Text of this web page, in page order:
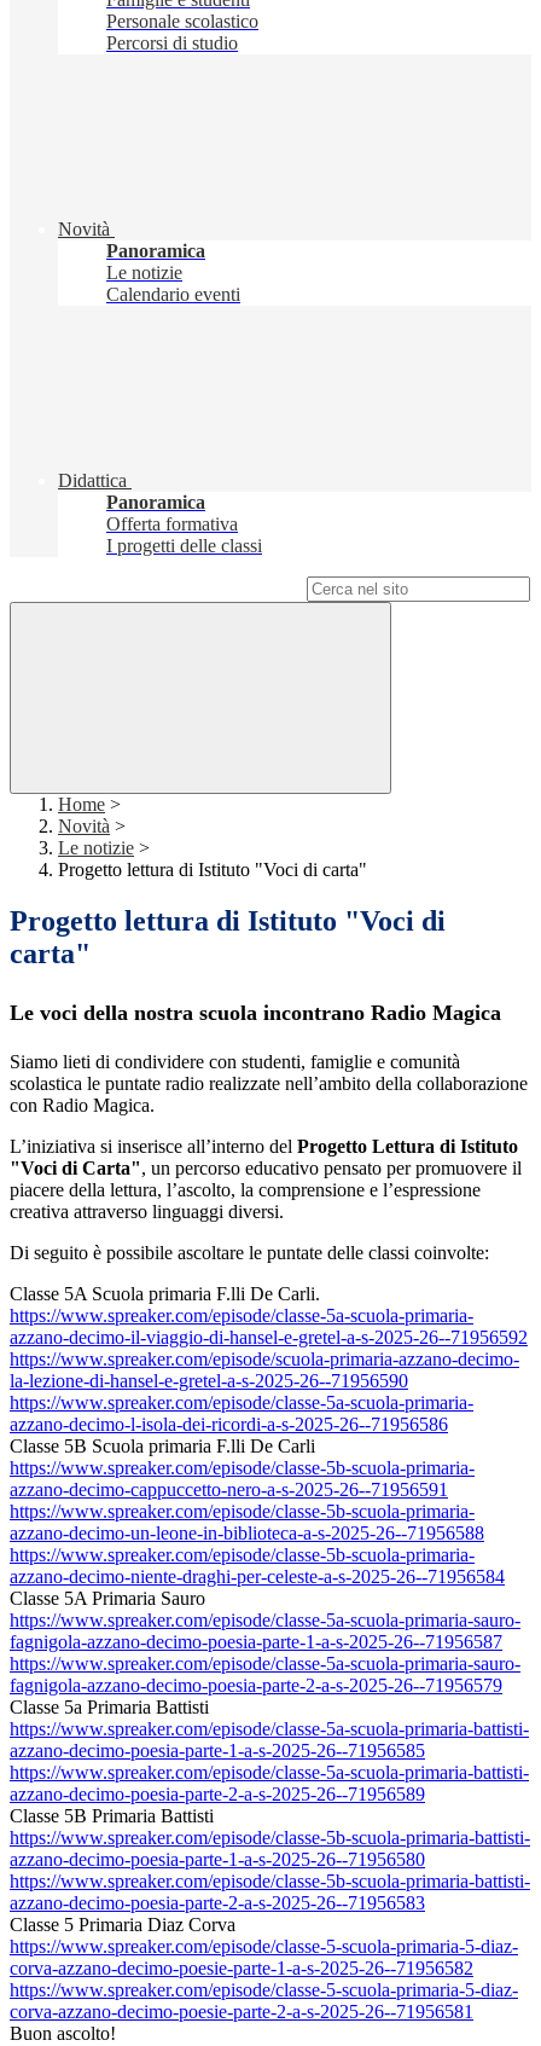
Personale scolastico
Percorsi di studio
Novità
Panoramica
Le notizie
Calendario eventi
Didattica
Panoramica
Offerta formativa
I progetti delle classi
Home >
Novità >
Le notizie >
Progetto lettura di Istituto "Voci di carta"
Progetto lettura di Istituto "Voci di
carta"
Le voci della nostra scuola incontrano Radio Magica
Siamo lieti di condividere con studenti, famiglie e comunità
scolastica le puntate radio realizzate nell’ambito della collaborazione
con Radio Magica.
L’iniziativa si inserisce all’interno del Progetto Lettura di Istituto
"Voci di Carta", un percorso educativo pensato per promuovere il
piacere della lettura, l’ascolto, la comprensione e l’espressione
creativa attraverso linguaggi diversi.
Di seguito è possibile ascoltare le puntate delle classi coinvolte:
Classe 5A Scuola primaria F.lli De Carli.
https://www.spreaker.com/episode/classe-5a-scuola-primaria-
azzano-decimo-il-viaggio-di-hansel-e-gretel-a-s-2025-26--71956592
https://www.spreaker.com/episode/scuola-primaria-azzano-decimo-
la-lezione-di-hansel-e-gretel-a-s-2025-26--71956590
https://www.spreaker.com/episode/classe-5a-scuola-primaria-
azzano-decimo-l-isola-dei-ricordi-a-s-2025-26--71956586
Classe 5B Scuola primaria F.lli De Carli
https://www.spreaker.com/episode/classe-5b-scuola-primaria-
azzano-decimo-cappuccetto-nero-a-s-2025-26--71956591
https://www.spreaker.com/episode/classe-5b-scuola-primaria-
azzano-decimo-un-leone-in-biblioteca-a-s-2025-26--71956588
https://www.spreaker.com/episode/classe-5b-scuola-primaria-
azzano-decimo-niente-draghi-per-celeste-a-s-2025-26--71956584
Classe 5A Primaria Sauro
https://www.spreaker.com/episode/classe-5a-scuola-primaria-sauro-
fagnigola-azzano-decimo-poesia-parte-1-a-s-2025-26--71956587
https://www.spreaker.com/episode/classe-5a-scuola-primaria-sauro-
fagnigola-azzano-decimo-poesia-parte-2-a-s-2025-26--71956579
Classe 5a Primaria Battisti
https://www.spreaker.com/episode/classe-5a-scuola-primaria-battisti-
azzano-decimo-poesia-parte-1-a-s-2025-26--71956585
https://www.spreaker.com/episode/classe-5a-scuola-primaria-battisti-
azzano-decimo-poesia-parte-2-a-s-2025-26--71956589
Classe 5B Primaria Battisti
https://www.spreaker.com/episode/classe-5b-scuola-primaria-battisti-
azzano-decimo-poesia-parte-1-a-s-2025-26--71956580
https://www.spreaker.com/episode/classe-5b-scuola-primaria-battisti-
azzano-decimo-poesia-parte-2-a-s-2025-26--71956583
Classe 5 Primaria Diaz Corva
https://www.spreaker.com/episode/classe-5-scuola-primaria-5-diaz-
corva-azzano-decimo-poesie-parte-1-a-s-2025-26--71956582
https://www.spreaker.com/episode/classe-5-scuola-primaria-5-diaz-
corva-azzano-decimo-poesie-parte-2-a-s-2025-26--71956581
Buon ascolto!